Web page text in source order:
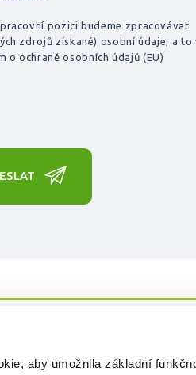
aby umožnila základní
pozici budeme zpracovávat
zdrojů získané) osobní údaje, a to
o ochraně osobních údajů (EU)